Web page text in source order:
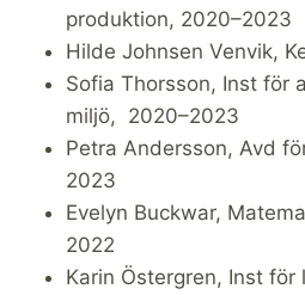
produktion, 2020–2023
Hilde Johnsen Venvik,
Sofia Thorsson, Inst för
miljö, 2020–2023
Petra Andersson, Avd
2023
Evelyn Buckwar,
2022
Karin Östergren, Inst för